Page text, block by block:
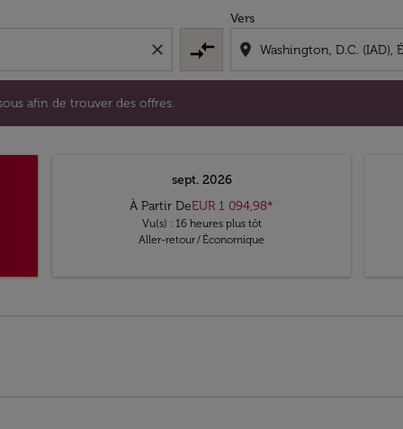
close compare_arrows
Vers
location_on
afin de trouver des offres.
sept. 2026
À Partir DeEUR 1 094,98*
Vu(s) : 16 heures plus tôt
Aller-retour/Économique